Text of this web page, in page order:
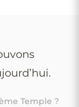
Temple ?